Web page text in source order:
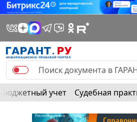
Бюджетный учет Судебная